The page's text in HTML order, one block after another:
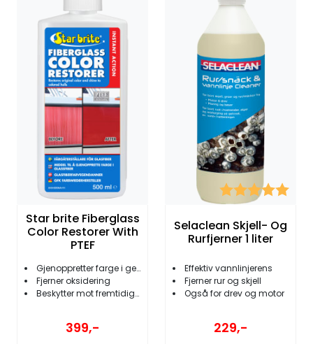
Star brite Fiberglass
Color Restorer With
PTEF
Gjenoppretter farge i gelcoat
Fjerner oksidering
Beskytter mot fremtidig falming
399,-
Karakter:
Selaclean Skjell- Og
Rurfjerner 1 liter
Effektiv vannlinjerens
Fjerner rur og skjell
Også for drev og motor
229,-